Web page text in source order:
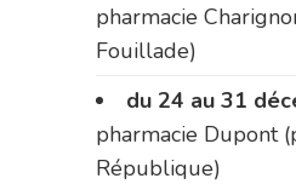
pharmacie
Fouillade)
du 24 au 31
pharmacie Dupont
République)